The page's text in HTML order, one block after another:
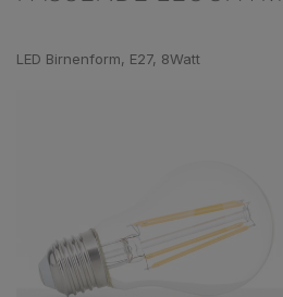
LED Birnenform, E27, 8Watt